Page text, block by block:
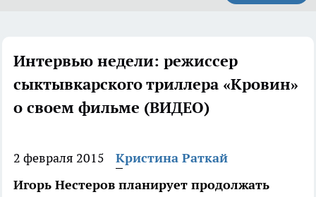
Интервью недели: режиссер
сыктывкарского триллера «Кровин»
о своем фильме (ВИДЕО)
2 февраля 2015
Кристина Раткай
Игорь Нестеров планирует продолжать